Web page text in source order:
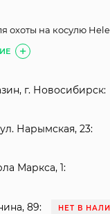
охоты на косулю
г. Новосибирск:
Нарымская, 23:
Маркса, 1:
89: НЕТ В